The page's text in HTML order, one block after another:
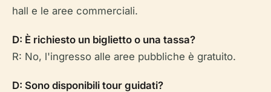
hall e le aree commerciali.
D: È richiesto un biglietto o una tassa?
R: No, l'ingresso alle aree pubbliche è gratuito.
D: Sono disponibili tour guidati?